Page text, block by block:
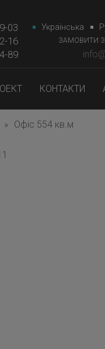
03
16
89‎‎
Українська
ЗАМОВИТИ
КОНТАКТИ
» Офіс 554 кв.м